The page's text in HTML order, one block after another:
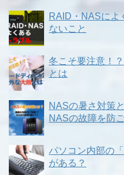
RAID・NASによ
ないこと
冬こそ要注意！
とは
NASの暑さ対策
NASの故障を防ご
パソコン内部の
がある？